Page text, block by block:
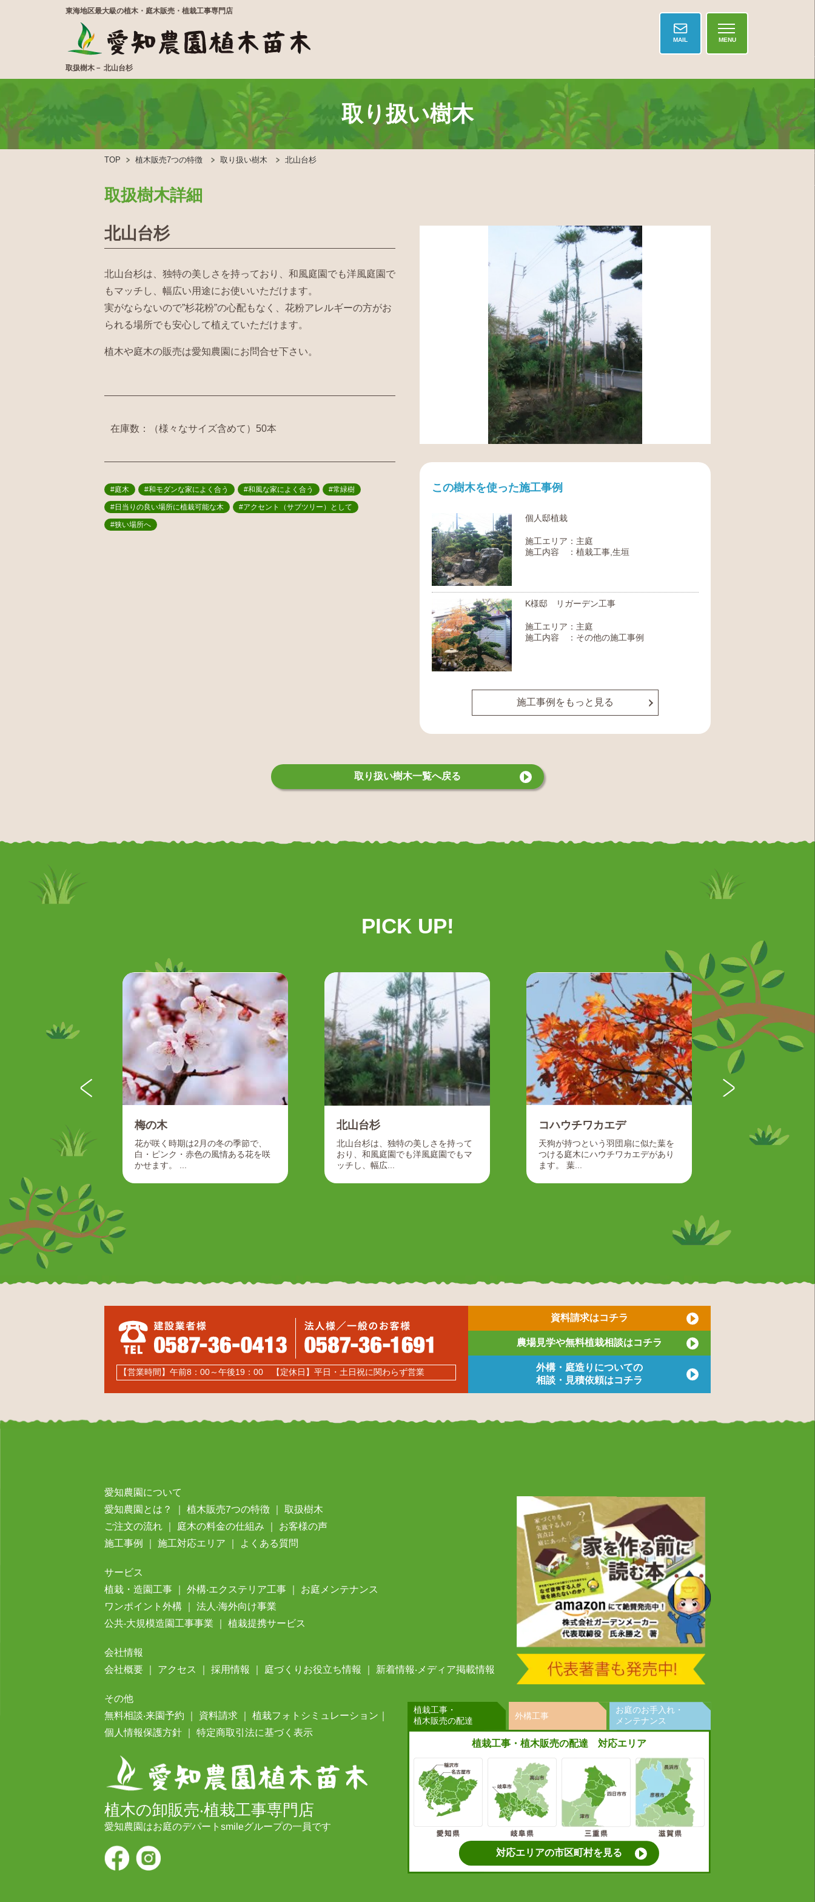
東海地区最大級の植木・庭木販売・植栽工事専門店
取扱樹木－ 北山台杉
MAIL MENU
取り扱い樹木
TOP 植木販売7つの特徴 取り扱い樹木 北山台杉
取扱樹木詳細
北山台杉
北山台杉は、独特の美しさを持っており、和風庭園でも洋風庭園で
もマッチし、幅広い用途にお使いいただけます。
実がならないので”杉花粉”の心配もなく、花粉アレルギーの方がお
られる場所でも安心して植えていただけます。
植木や庭木の販売は愛知農園にお問合せ下さい。
在庫数：（様々なサイズ含めて）50本
#庭木 #和モダンな家によく合う #和風な家によく合う #常緑樹
#日当りの良い場所に植栽可能な木 #アクセント（サブツリー）として
#狭い場所へ
この樹木を使った施工事例
個人邸植栽
施工エリア：主庭
施工内容 ：植栽工事,生垣
K様邸 リガーデン工事
施工エリア：主庭
施工内容 ：その他の施工事例
施工事例をもっと見る
取り扱い樹木一覧へ戻る
PICK UP!
梅の木
花が咲く時期は2月の冬の季節で、
白・ピンク・赤色の風情ある花を咲
かせます。 ...
北山台杉
北山台杉は、独特の美しさを持って
おり、和風庭園でも洋風庭園でもマ
ッチし、幅広...
コハウチワカエデ
天狗が持つという羽団扇に似た葉を
つける庭木にハウチワカエデがあり
ます。 葉...
サルスベリ
夏を代表する花木
【営業時間】午前8：00～午後19：00 【定休日】平日・土日祝に関わらず営業
資料請求はコチラ
農場見学や無料植栽相談はコチラ
外構・庭造りについての
相談・見積依頼はコチラ
愛知農園について
愛知農園とは？ ｜植⽊販売7つの特徴 ｜取扱樹⽊
ご注⽂の流れ 庭⽊の料⾦の仕組み お客様の声
施⼯事例 ｜施工対応エリア よくある質問
サービス
植栽・造園工事 ｜外構‧エクステリア⼯事
お庭メンテナンス
ワンポイント外構 ｜法⼈‧海外向け事業
公共‧⼤規模造園⼯事事業 ｜植栽提携サービス
会社情報
会社概要
アクセス ｜採⽤情報 庭づくりお役立ち情報 新着情報‧メディア掲載情報
その他
無料相談‧来園予約 資料請求 ｜植栽フォトシミュレーション
個⼈情報保護⽅針 ｜特定商取引法に基づく表⽰
植木の卸販売‧植栽工事専門店
愛知農園はお庭のデパートsmileグループの一員です
植栽工事・
植木販売の配達 外構工事
お庭のお手入れ・
メンテナンス
植栽工事・植木販売の配達 対応エリア
対応エリアの市区町村を見る